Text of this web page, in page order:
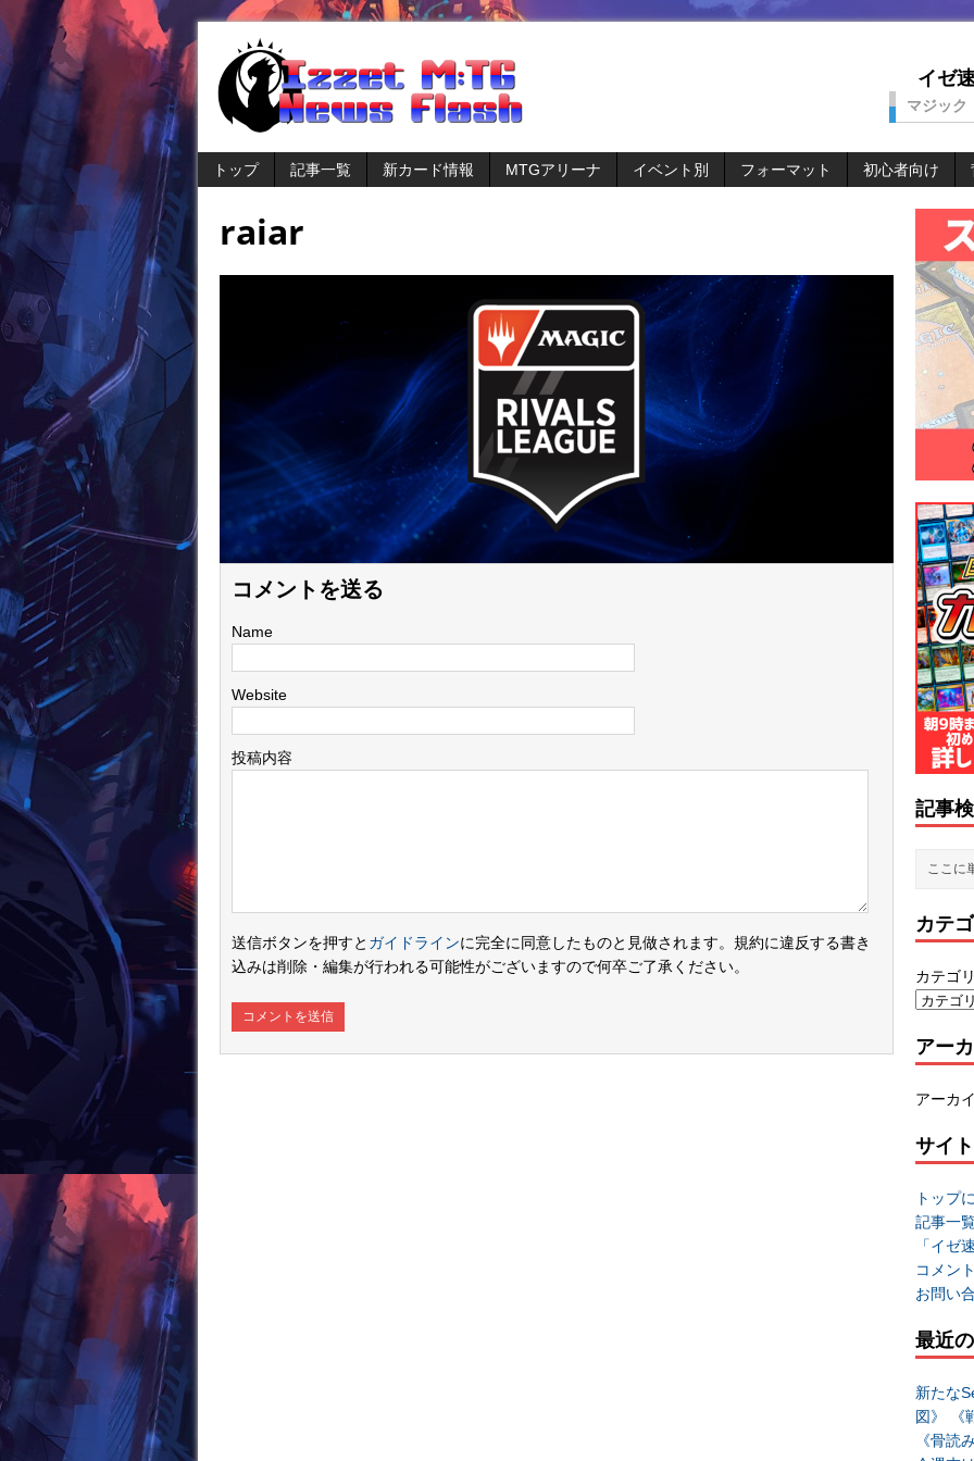
イゼ
マジック
トップ 記事一覧 新カード情報 MTGアリーナ イベント別 フォーマット 初心者向け
raiar
コメントを送る
Name
Website
投稿内容
送信ボタンを押すと ガイドラインに完全に同意したものと見做されます。規約に違反する書き
込みは削除・編集が行われる可能性がございますので何卒ご了承ください。
記事
カテ
カテゴ
アー
アーカ
サイ
トップ
記事一
「イゼ
コメン
お問い
最近
新たな
図》 《
《骨読